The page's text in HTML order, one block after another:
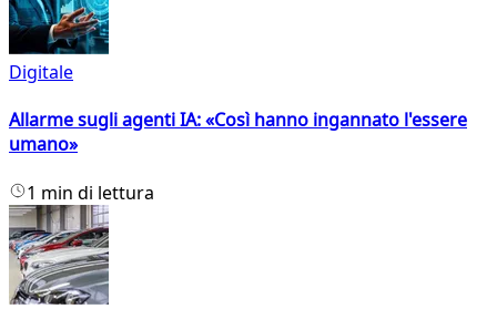
Digitale
Allarme sugli agenti IA: «Così hanno ingannato l'essere
umano»
1 min di lettura